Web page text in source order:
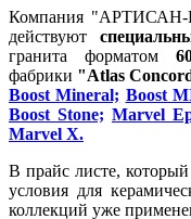
Компания "АРТИСАН-
действуют
гранита форматом
фабрики "Atlas
Boost Mineral; Boost
Boost Stone; Marvel
Marvel X.
В прайс листе,
условия для
коллекций уже